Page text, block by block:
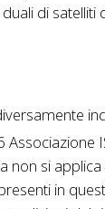
di satelliti
non si
in